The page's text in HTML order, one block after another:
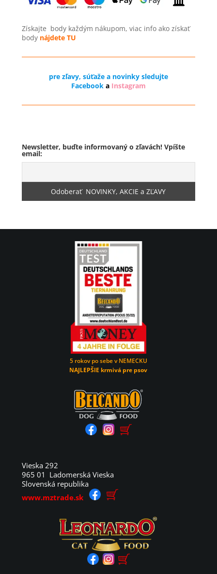
Získajte body každým nákupom, viac info ako získať
body nájdete TU
pre zľavy, súťaže a novinky sledujte
Facebook a Instagram
Newsletter, buďte informovaný o zľavách! Vpíšte
email:
5 rokov po sebe v NEMECKU
NAJLEPŠIE krmivá pre psov
Vieska 292
965 01 Ladomerská Vieska
Slovenská republika
www.mztrade.sk